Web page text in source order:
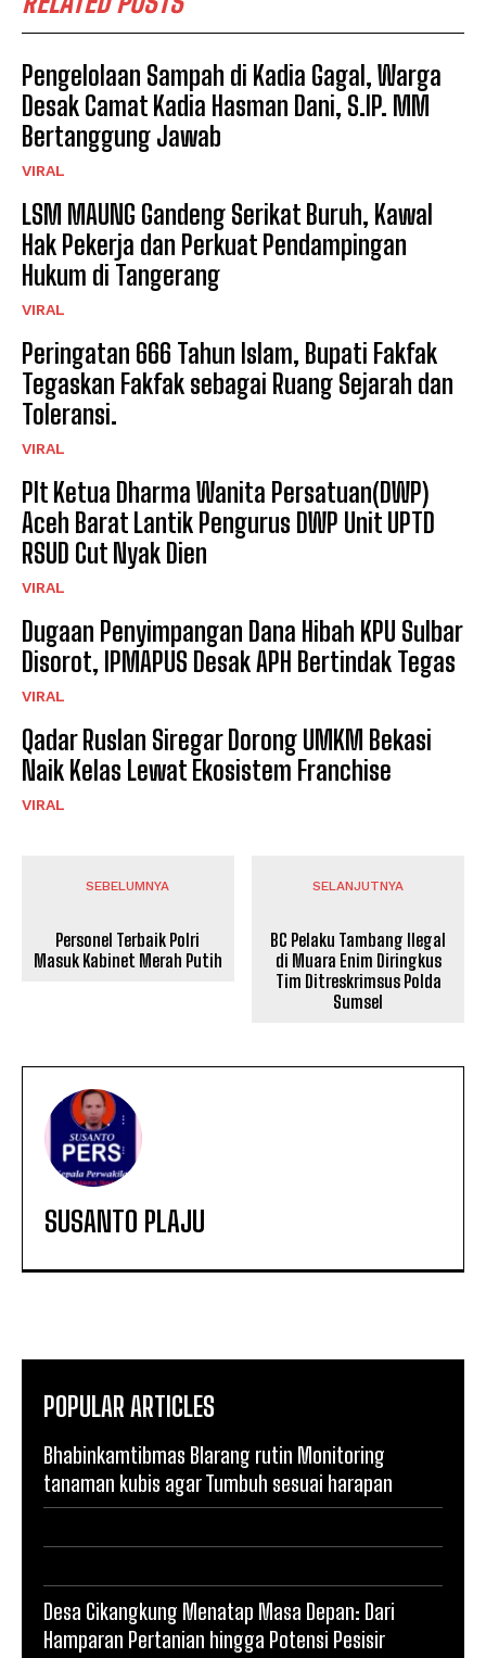
Pengelolaan Sampah di Kadia Gagal, Warga
Desak Camat Kadia Hasman Dani, S.IP. MM
Bertanggung Jawab
VIRAL
LSM MAUNG Gandeng Serikat Buruh, Kawal
Hak Pekerja dan Perkuat Pendampingan
Hukum di Tangerang
VIRAL
Peringatan 666 Tahun Islam, Bupati Fakfak
Tegaskan Fakfak sebagai Ruang Sejarah dan
Toleransi.
VIRAL
Plt Ketua Dharma Wanita Persatuan(DWP)
Aceh Barat Lantik Pengurus DWP Unit UPTD
RSUD Cut Nyak Dien
VIRAL
Dugaan Penyimpangan Dana Hibah KPU Sulbar
Disorot, IPMAPUS Desak APH Bertindak Tegas
VIRAL
Qadar Ruslan Siregar Dorong UMKM Bekasi
Naik Kelas Lewat Ekosistem Franchise
VIRAL
SEBELUMNYA
Personel Terbaik Polri
Masuk Kabinet Merah Putih
SELANJUTNYA
BC Pelaku Tambang Ilegal
di Muara Enim Diringkus
Tim Ditreskrimsus Polda
Sumsel
SUSANTO PLAJU
POPULAR ARTICLES
Bhabinkamtibmas Blarang rutin Monitoring
tanaman kubis agar Tumbuh sesuai harapan
Desa Cikangkung Menatap Masa Depan: Dari
Hamparan Pertanian hingga Potensi Pesisir